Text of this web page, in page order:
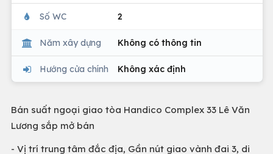
Số WC 2
Năm xây dựng Không có thông tin
Hướng cửa chính Không xác định
Bán suất ngoại giao tòa Handico Complex 33 Lê Văn
Lương sắp mở bán
- Vị trí trung tâm đắc địa, Gần nút giao vành đai 3, di